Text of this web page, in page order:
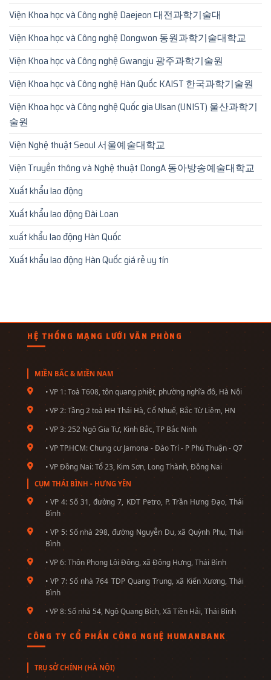
Viện Khoa học và Công nghệ Daejeon 대전과학기술대
Viện Khoa học và Công nghệ Dongwon 동원과학기술대학교
Viện Khoa học và Công nghệ Gwangju 광주과학기술원
Viện Khoa học và Công nghệ Hàn Quốc KAIST 한국과학기술원
Viện Khoa học và Công nghệ Quốc gia Ulsan (UNIST) 울산과학기
술원
Viện Nghệ thuật Seoul 서울예술대학교
Viện Truyền thông và Nghệ thuật DongA 동아방송예술대학교
Xuất khẩu lao động
Xuất khẩu lao động Đài Loan
xuất khẩu lao động Hàn Quốc
Xuất khẩu lao động Hàn Quốc giá rẻ uy tín
CÔNG TY CỔ PHẦN CÔNG NGHỆ HUMANBANK
TRỤ SỞ CHÍNH (HÀ NỘI)
HỆ THỐNG MẠNG LƯỚI VĂN PHÒNG
MIỀN BẮC & MIỀN NAM
• VP 1: Toà T608, tôn quang phiệt, phường nghĩa đô, Hà Nội
• VP 2: Tầng 2 toà HH Thái Hà, Cổ Nhuế, Bắc Từ Liêm, HN
• VP 3: 252 Ngô Gia Tự, Kinh Bắc, TP Bắc Ninh
• VP TP.HCM: Chung cư Jamona - Đào Trí - P Phú Thuận - Q7
• VP Đồng Nai: Tổ 23, Kim Sơn, Long Thành, Đồng Nai
CỤM THÁI BÌNH - HƯNG YÊN
• VP 4: Số 31, đường 7, KDT Petro, P. Trần Hưng Đạo, Thái
Bình
• VP 5: Số nhà 298, đường Nguyễn Du, xã Quỳnh Phụ, Thái
Bình
• VP 6: Thôn Phong Lôi Đông, xã Đông Hưng, Thái Bình
• VP 7: Số nhà 764 TDP Quang Trung, xã Kiến Xương, Thái
Bình
• VP 8: Số nhà 54, Ngô Quang Bích, Xã Tiền Hải, Thái Bình